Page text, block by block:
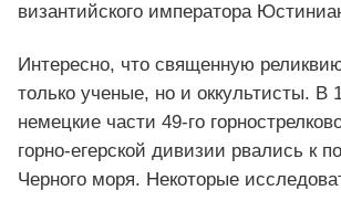
византийского императора
Интересно, что священную
только ученые, но и оккультисты. В
немецкие части 49-го
горно-егерской дивизии рвались к
Черного моря. Некоторые